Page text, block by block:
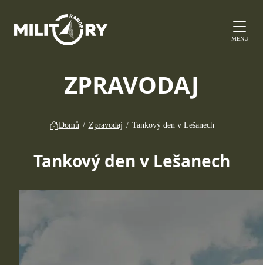
MENU
ZPRAVODAJ
Domů / Zpravodaj / Tankový den v Lešanech
Tankový den v Lešanech